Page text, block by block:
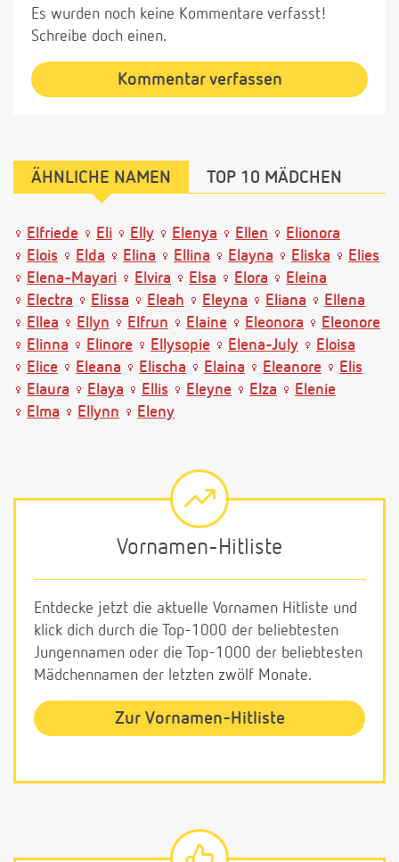
Es wurden noch keine Kommentare verfasst!
Schreibe doch einen.
Kommentar verfassen
ÄHNLICHE NAMEN TOP 10 MÄDCHEN
Elfriede Eli Elly Elenya Ellen
Elionora
Elois
Elda Elina Ellina Elayna Eliska
Elies
Elena-Mayari
Elvira Elsa Elora
Eleina
Electra
Elissa Eleah Eleyna Eliana
Ellena
Ellea
Ellyn Elfrun Elaine Eleonora
Eleonore
Elinna
Elinore Ellysopie Elena-July
Eloisa
Elice
Eleana Elischa Elaina Eleanore
Elis
Elaura
Elaya Ellis Eleyne Elza
Elenie
Elma
Ellynn Eleny
Vornamen-Hitliste
Entdecke jetzt die aktuelle Vornamen Hitliste und
klick dich durch die Top-1000 der beliebtesten
Jungennamen oder die Top-1000 der beliebtesten
Mädchennamen der letzten zwölf Monate.
Zur Vornamen-Hitliste